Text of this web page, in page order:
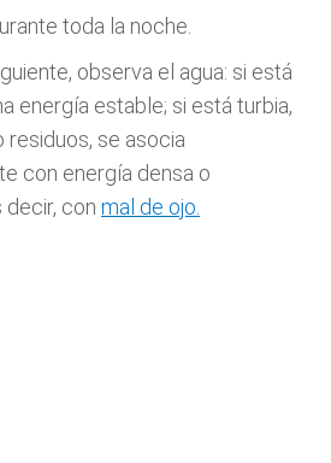
toda la noche.
observa el agua: si está
energía estable; si está turbia,
residuos, se asocia
con energía densa o
decir, con mal de ojo.